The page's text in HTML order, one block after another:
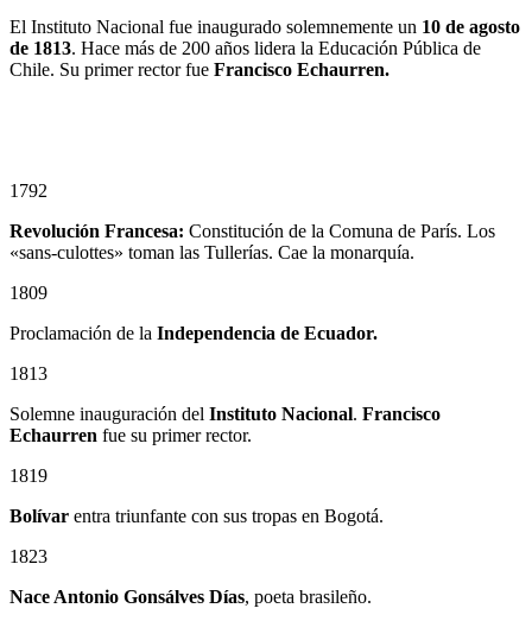
El Instituto Nacional fue inaugurado solemnemente un 10 de agosto
de 1813. Hace más de 200 años lidera la Educación Pública de
Chile. Su primer rector fue Francisco Echaurren.
1792
Revolución Francesa: Constitución de la Comuna de París. Los
«sans-culottes» toman las Tullerías. Cae la monarquía.
1809
Proclamación de la Independencia de Ecuador.
1813
Solemne inauguración del Instituto Nacional. Francisco
Echaurren fue su primer rector.
1819
Bolívar entra triunfante con sus tropas en Bogotá.
1823
Nace Antonio Gonsálves Días, poeta brasileño.